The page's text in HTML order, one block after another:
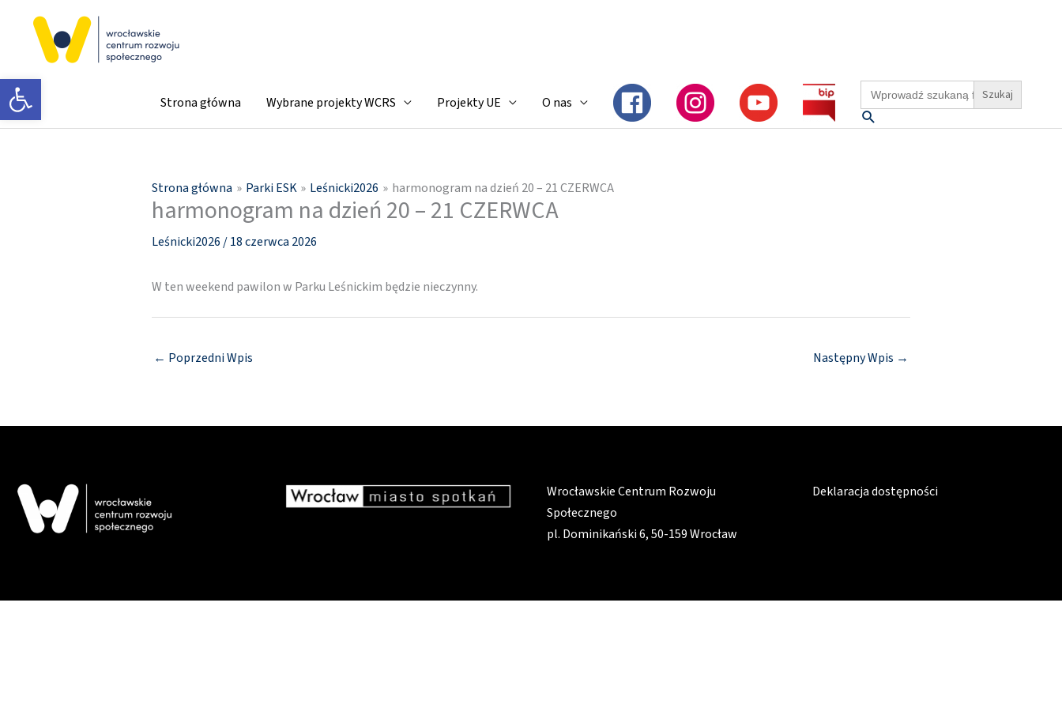
Otwórz pasek narzędzi Strona główna Wybrane projekty WCRS Projekty UE O nas
Search
for:
Szukaj
Strona główna Parki ESK Leśnicki2026 harmonogram na dzień 20 – 21 CZERWCA
harmonogram na dzień 20 – 21 CZERWCA
Leśnicki2026 /18 czerwca 2026
W ten weekend pawilon w Parku Leśnickim będzie nieczynny.
← Poprzedni Wpis Następny Wpis →
Wrocławskie Centrum Rozwoju
Społecznego
pl. Dominikański 6, 50-159 Wrocław
Deklaracja dostępności